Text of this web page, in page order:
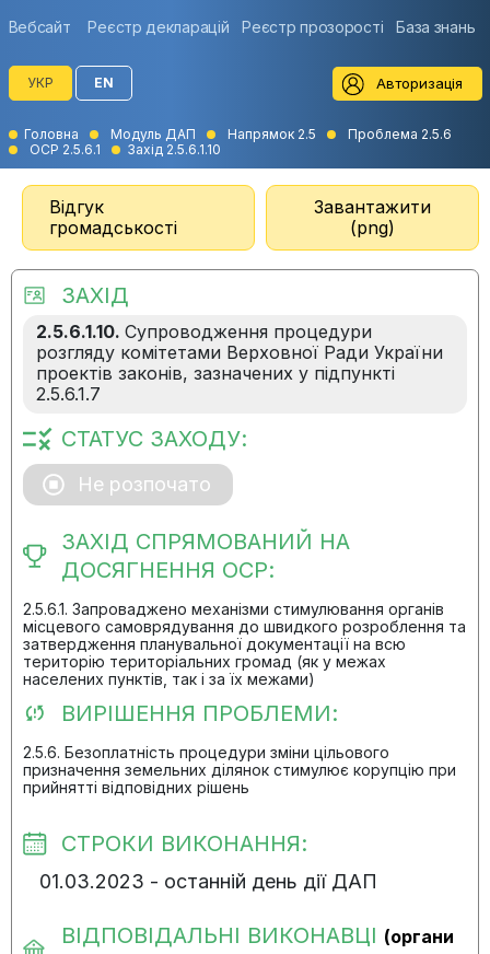
Вебсайт Реєстр декларацій Реєстр прозорості База знань
УКР EN Авторизація
Головна Модуль ДАП Напрямок 2.5
Проблема 2.5.6
ОСР 2.5.6.1
Захід 2.5.6.1.10
Відгук
громадськості
Завантажити
(png)
ЗАХІД
2.5.6.1.10. Супроводження процедури
розгляду комітетами Верховної Ради України
проектів законів, зазначених у підпункті
2.5.6.1.7
СТАТУС ЗАХОДУ:
Не розпочато
ЗАХІД СПРЯМОВАНИЙ НА
ДОСЯГНЕННЯ ОСР:
2.5.6.1. Запроваджено механізми стимулювання органів
місцевого самоврядування до швидкого розроблення та
затвердження планувальної документації на всю
територію територіальних громад (як у межах
населених пунктів, так і за їх межами)
ВИРІШЕННЯ ПРОБЛЕМИ:
2.5.6. Безоплатність процедури зміни цільового
призначення земельних ділянок стимулює корупцію при
прийнятті відповідних рішень
СТРОКИ ВИКОНАННЯ:
01.03.2023 - останній день дії ДАП
ВІДПОВІДАЛЬНІ ВИКОНАВЦІ (органи